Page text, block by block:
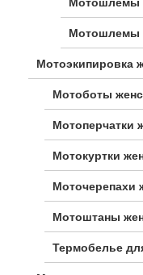
Мотошлемы
Мотошлемы
Мотоэкипировка
Мотоботы
Мотоперчатки
Мотокуртки
Моточерепахи
Мотоштаны
Термобелье